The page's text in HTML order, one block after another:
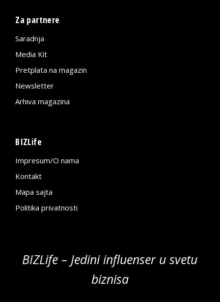
Za partnere
Saradnja
Media Kit
Pretplata na magazin
Newsletter
Arhiva magazina
BIZLife
Impresum/O nama
Kontakt
Mapa sajta
Politika privatnosti
BIZLife – Jedini influenser u svetu
biznisa